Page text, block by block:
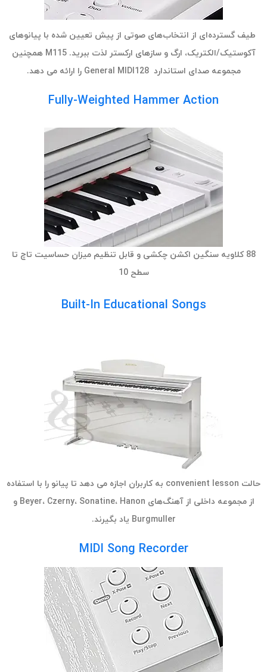
طیف گسترده‌ای از انتخاب‌های صوتی از پیش تعیین شده با پیانوهای
آکوستیک/الکتریک، ارگ و سازهای ارکستر لذت ببرید. M115 همچنین
مجموعه صدای استاندارد General MIDI128 را ارائه می دهد.
Fully-Weighted Hammer Action
88 کلاویه سنگین اکشن چکشی و قابل تنظیم میزان حساسیت تاچ تا
سطح 10
Built-In Educational Songs
حالت convenient lesson به کاربران اجازه می دهد تا پیانو را با استفاده
از مجموعه داخلی از آهنگ‌های Beyer، Czerny، Sonatine، Hanon و
Burgmuller یاد بگیرند.
MIDI Song Recorder